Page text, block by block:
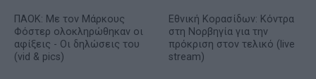
ΠΑΟΚ: Με τον Μάρκους
Φόστερ ολοκληρώθηκαν οι
αφίξεις - Οι δηλώσεις του
(vid & pics)
Εθνική Κορασίδων: Κόντρα
στη Νορβηγία για την
πρόκριση στον τελικό (live
stream)